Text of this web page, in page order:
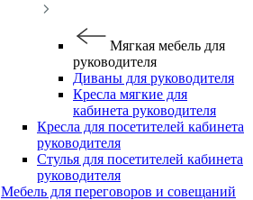
Мягкая мебель для
руководителя
Диваны для руководителя
Кресла мягкие для
кабинета руководителя
Кресла для посетителей кабинета
руководителя
Стулья для посетителей кабинета
руководителя
Мебель для переговоров и совещаний